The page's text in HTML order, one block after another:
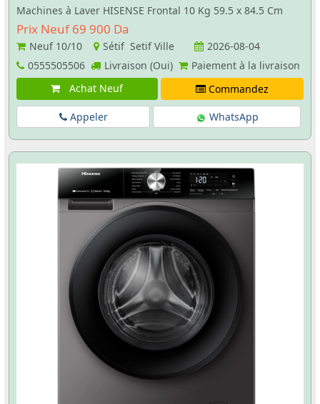
Machines à Laver HISENSE Frontal 10 Kg 59.5 x 84.5 Cm
Prix Neuf 69 900 Da
Neuf 10/10 Sétif Setif Ville
2026-08-04
0555505506
Livraison (Oui)
Paiement à la livraison
Achat Neuf
Commandez
Appeler WhatsApp